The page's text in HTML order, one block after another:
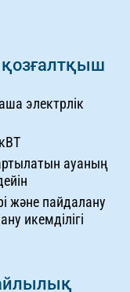
қозғалтқыш
электрлік
ауаның
және пайдалану
икемділігі